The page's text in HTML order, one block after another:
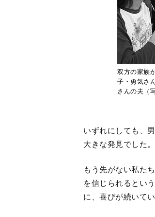
双方の家族
子・勇気さ
さんの夫（
いずれにしても、
大きな発見でした。
もう先がない私た
を信じられるとい
に、喜びが続いてい